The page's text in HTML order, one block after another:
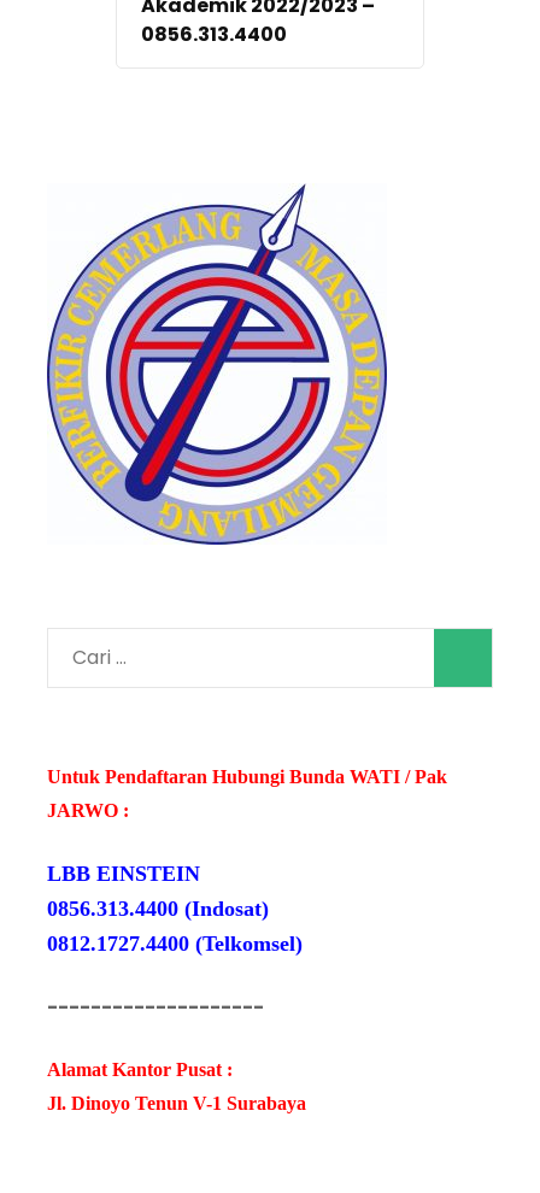
Akademik 2022/2023 –
0856.313.4400
Cari
untuk:
Untuk Pendaftaran Hubungi Bunda WATI / Pak
JARWO :
LBB EINSTEIN
0856.313.4400 (Indosat)
0812.1727.4400 (Telkomsel)
--------------------
Alamat Kantor Pusat :
Jl. Dinoyo Tenun V-1 Surabaya